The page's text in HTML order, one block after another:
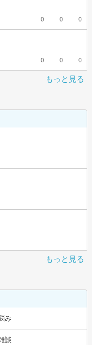
0 0 0
0 0 0
もっと見る
もっと見る
み
談